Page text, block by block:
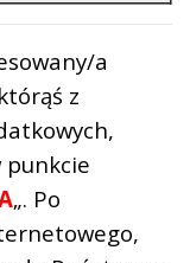
a
z
punkcie
„. Po